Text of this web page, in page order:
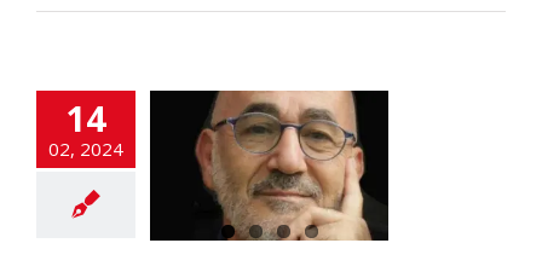
14
02, 2024
L’HUMANITE à
du Hamas
ACTUALITES
terrorisme
Crimes